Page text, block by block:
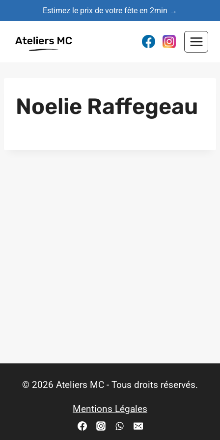
au
contenu
Estimez le prix de votre fête en 2min →
Noelie Raffegeau
© 2026 Ateliers MC - Tous droits réservés.
Mentions Légales